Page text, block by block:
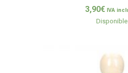
3,90€ IVA
Disponible